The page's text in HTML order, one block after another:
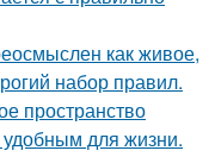
как живое,
набор правил.
пространство
для жизни.